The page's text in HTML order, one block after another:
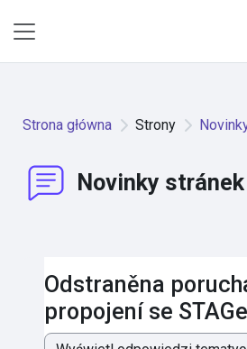
Strona główna Strony
Novinky stránek
Odstraněna
propojení se